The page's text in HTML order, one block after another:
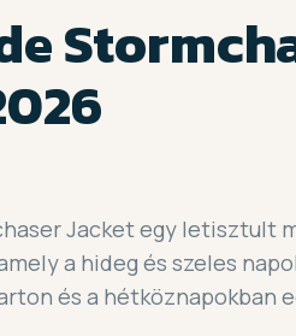
Jacket egy letisztult
a hideg és szeles
és a hétköznapokban